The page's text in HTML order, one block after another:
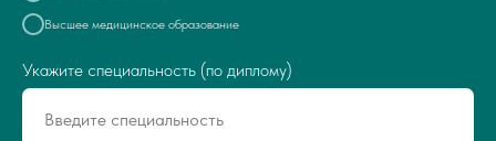
Высшее медицинское образование
Укажите специальность (по диплому)